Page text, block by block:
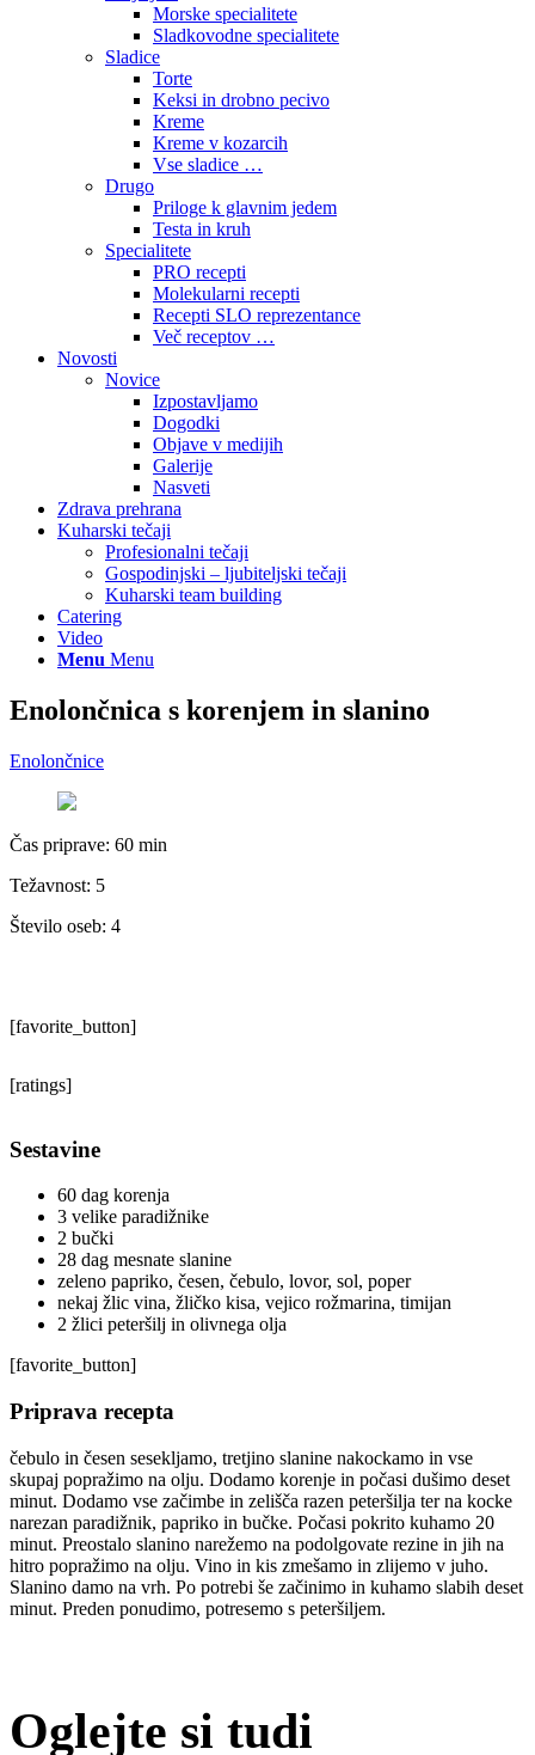
Morske specialitete
Sladkovodne specialitete
Sladice
Torte
Keksi in drobno pecivo
Kreme
Kreme v kozarcih
Vse sladice …
Drugo
Priloge k glavnim jedem
Testa in kruh
Specialitete
PRO recepti
Molekularni recepti
Recepti SLO reprezentance
Več receptov …
Novosti
Novice
Izpostavljamo
Dogodki
Objave v medijih
Galerije
Nasveti
Zdrava prehrana
Kuharski tečaji
Profesionalni tečaji
Gospodinjski – ljubiteljski tečaji
Kuharski team building
Catering
Video
Menu Menu
Enolončnica s korenjem in slanino
Enolončnice
Čas priprave: 60 min
Težavnost: 5
Število oseb: 4
[favorite_button]
[ratings]
Sestavine
60 dag korenja
3 velike paradižnike
2 bučki
28 dag mesnate slanine
zeleno papriko, česen, čebulo, lovor, sol, poper
nekaj žlic vina, žličko kisa, vejico rožmarina, timijan
2 žlici peteršilj in olivnega olja
[favorite_button]
Priprava recepta
čebulo in česen sesekljamo, tretjino slanine nakockamo in vse
skupaj popražimo na olju. Dodamo korenje in počasi dušimo deset
minut. Dodamo vse začimbe in zelišča razen peteršilja ter na kocke
narezan paradižnik, papriko in bučke. Počasi pokrito kuhamo 20
minut. Preostalo slanino narežemo na podolgovate rezine in jih na
hitro popražimo na olju. Vino in kis zmešamo in zlijemo v juho.
Slanino damo na vrh. Po potrebi še začinimo in kuhamo slabih deset
minut. Preden ponudimo, potresemo s peteršiljem.
Oglejte si tudi